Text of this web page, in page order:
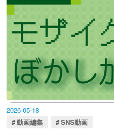
2026-05-18
動画編集
SNS動画